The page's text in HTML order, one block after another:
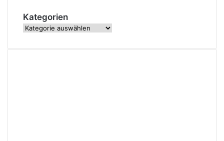
Zukunft
auf
Kategorien
Kategorien